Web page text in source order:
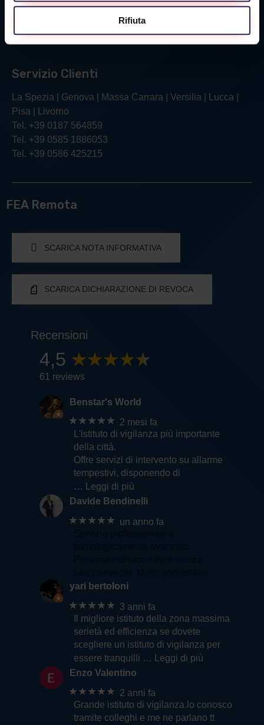
Rifiuta
Via Verga, 26/28
Tel. +39 0586 425215
Servizio Clienti
La Spezia | Genova | Massa Carrara | Versilia | Lucca |
Pisa | Livorno
Tel. +39 0187 564859
Tel. +39 0585 1886053
Tel. +39 0586 425215
FEA Remota
SCARICA NOTA INFORMATIVA
SCARICA DICHIARAZIONE DI REVOCA
Recensioni
4,5
61 reviews
Benstar's World
★★★★★ 2 mesi fa
L'istituto di vigilanza più importante
della città.
Offre servizi di intervento su allarme
tempestivi, disponendo di
… Leggi di più
Davide Bendinelli
★★★★★ un anno fa
yari bertoloni
★★★★★ 3 anni fa
Il migliore istituto della zona massima
serietà ed efficienza se dovete
scegliere un istituto di vigilanza per
essere tranquilli … Leggi di più
Enzo Valentino
★★★★★ 2 anni fa
Grande istituto di vigilanza.lo conosco
tramite colleghi e me ne parlano tt